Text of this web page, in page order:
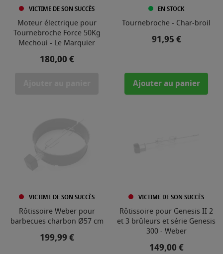
VICTIME DE SON SUCCÈS
Moteur électrique pour
Tournebroche Force 50Kg
Mechoui - Le Marquier
Prix
180,00 €
EN STOCK
Tournebroche - Char-broil
Prix
91,95 €
Ajouter au panier
VICTIME DE SON SUCCÈS
Rôtissoire Weber pour
barbecues charbon Ø57 cm
Prix
199,99 €
VICTIME DE SON SUCCÈS
Rôtissoire pour Genesis II 2
et 3 brûleurs et série Genesis
300 - Weber
Prix
149,00 €